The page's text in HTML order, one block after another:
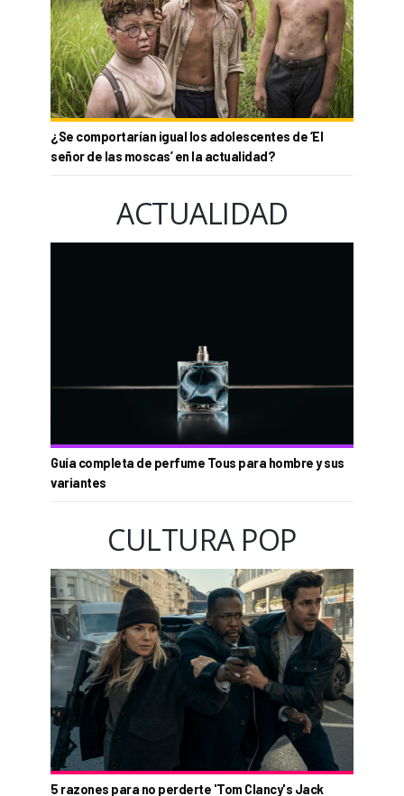
¿Se comportarían igual los adolescentes de ‘El
señor de las moscas’ en la actualidad?
ACTUALIDAD
Guía completa de perfume Tous para hombre y sus
variantes
CULTURA POP
5 razones para no perderte 'Tom Clancy's Jack